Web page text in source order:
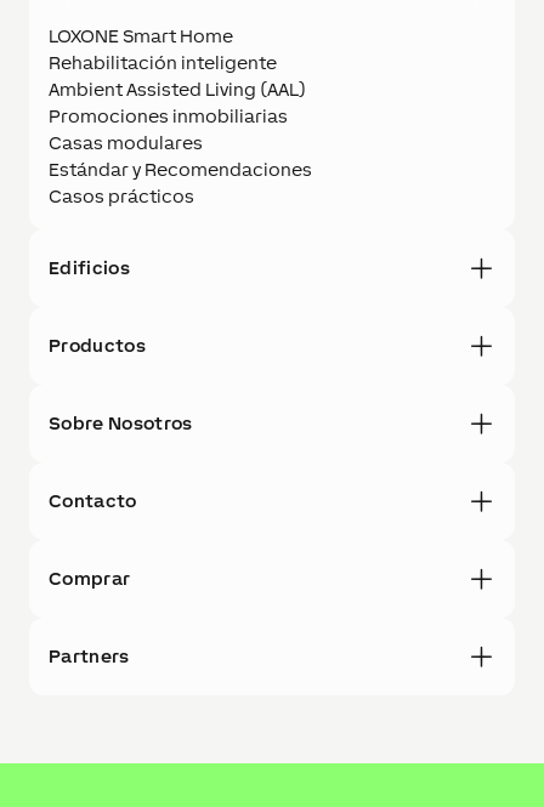
LOXONE Smart Home
Rehabilitación inteligente
Ambient Assisted Living (AAL)
Promociones inmobiliarias
Casas modulares
Estándar y Recomendaciones
Casos prácticos
Edificios
Productos
Sobre Nosotros
Contacto
Comprar
Partners